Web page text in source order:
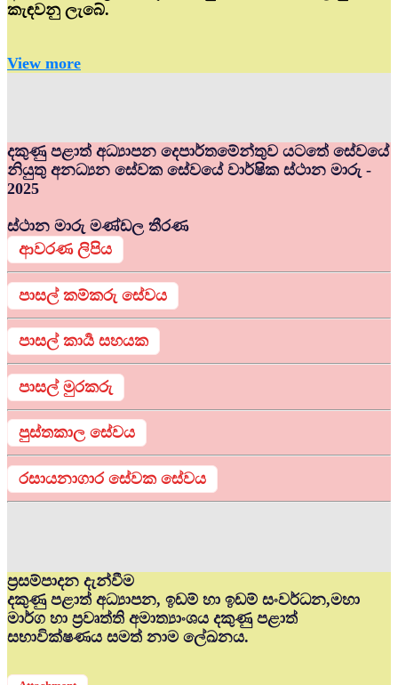
කැඳවනු ලැබේ.
View more
දකුණු පළාත් අධ්‍යාපන දෙපාර්තමේන්තුව යටතේ සේවයේ
නියුතු අනධ්‍යන සේවක සේවයේ වාර්ෂික ස්ථාන මාරු -
2025
ස්ථාන මාරු මණ්ඩල තීරණ
ආවරණ ලිපිය
පාසල් කම්කරු සේවය
පාසල් කාර්‍ය සහයක
පාසල් මුරකරු
පුස්තකාල සේවය
රසායනාගාර සේවක සේවය
ප්‍රසම්පාදන දැන්වීම
දකුණු පළාත් අධ්‍යාපන, ඉඩම් හා ඉඩම් සංවර්ධන,මහා
මාර්ග හා ප්‍රවෘත්ති අමාත්‍යාංශය දකුණු පළාත්
සභාවික්ෂණය සමත් නාම ලේඛනය.